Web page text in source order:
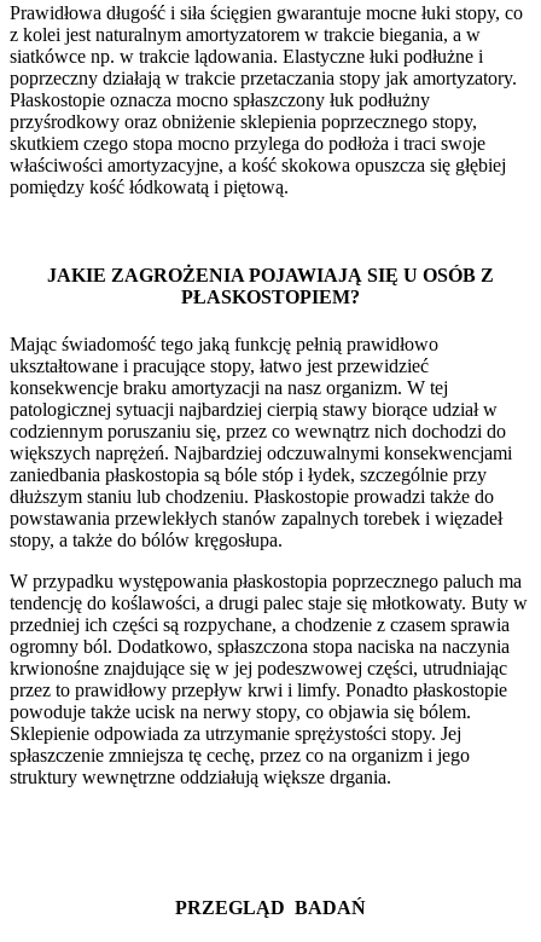
Prawidłowa długość i siła ścięgien gwarantuje mocne łuki stopy, co
z kolei jest naturalnym amortyzatorem w trakcie biegania, a w
siatkówce np. w trakcie lądowania. Elastyczne łuki podłużne i
poprzeczny działają w trakcie przetaczania stopy jak amortyzatory.
Płaskostopie oznacza mocno spłaszczony łuk podłużny
przyśrodkowy oraz obniżenie sklepienia poprzecznego stopy,
skutkiem czego stopa mocno przylega do podłoża i traci swoje
właściwości amortyzacyjne, a kość skokowa opuszcza się głębiej
pomiędzy kość łódkowatą i piętową.
JAKIE ZAGROŻENIA POJAWIAJĄ SIĘ U OSÓB Z
PŁASKOSTOPIEM?
Mając świadomość tego jaką funkcję pełnią prawidłowo
ukształtowane i pracujące stopy, łatwo jest przewidzieć
konsekwencje braku amortyzacji na nasz organizm. W tej
patologicznej sytuacji najbardziej cierpią stawy biorące udział w
codziennym poruszaniu się, przez co wewnątrz nich dochodzi do
większych naprężeń. Najbardziej odczuwalnymi konsekwencjami
zaniedbania płaskostopia są bóle stóp i łydek, szczególnie przy
dłuższym staniu lub chodzeniu. Płaskostopie prowadzi także do
powstawania przewlekłych stanów zapalnych torebek i więzadeł
stopy, a także do bólów kręgosłupa.
W przypadku występowania płaskostopia poprzecznego paluch ma
tendencję do koślawości, a drugi palec staje się młotkowaty. Buty w
przedniej ich części są rozpychane, a chodzenie z czasem sprawia
ogromny ból. Dodatkowo, spłaszczona stopa naciska na naczynia
krwionośne znajdujące się w jej podeszwowej części, utrudniając
przez to prawidłowy przepływ krwi i limfy. Ponadto płaskostopie
powoduje także ucisk na nerwy stopy, co objawia się bólem.
Sklepienie odpowiada za utrzymanie sprężystości stopy. Jej
spłaszczenie zmniejsza tę cechę, przez co na organizm i jego
struktury wewnętrzne oddziałują większe drgania.
PRZEGLĄD BADAŃ